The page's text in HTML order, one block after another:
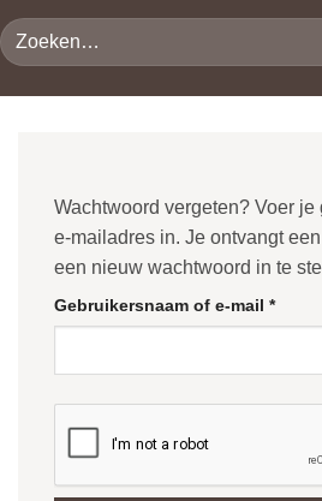
Zoeken
naar:
Wachtwoord vergeten? Voer
e-mailadres in. Je ontvangt
een nieuw wachtwoord in te
Gebruikersnaam of e-mail *Vereist